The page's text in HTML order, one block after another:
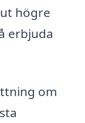
högre
erbjuda
om